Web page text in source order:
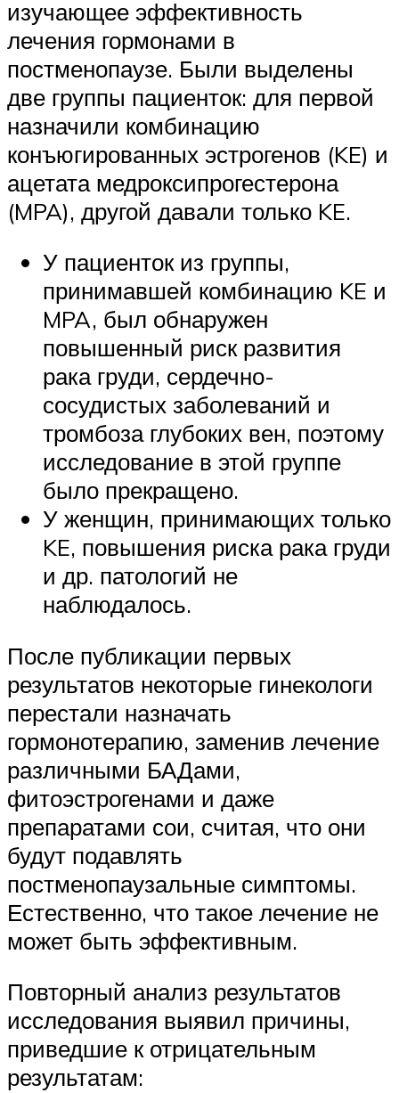
изучающее эффективность
лечения гормонами в
постменопаузе. Были выделены
две группы пациенток: для первой
назначили комбинацию
конъюгированных эстрогенов (KE) и
ацетата медроксипрогестерона
(MPA), другой давали только KE.
У пациенток из группы,
принимавшей комбинацию KE и
MPA, был обнаружен
повышенный риск развития
рака груди, сердечно-
сосудистых заболеваний и
тромбоза глубоких вен, поэтому
исследование в этой группе
было прекращено.
У женщин, принимающих только
KE, повышения риска рака груди
и др. патологий не
наблюдалось.
После публикации первых
результатов некоторые гинекологи
перестали назначать
гормонотерапию, заменив лечение
различными БАДами,
фитоэстрогенами и даже
препаратами сои, считая, что они
будут подавлять
постменопаузальные симптомы.
Естественно, что такое лечение не
может быть эффективным.
Повторный анализ результатов
исследования выявил причины,
приведшие к отрицательным
результатам: